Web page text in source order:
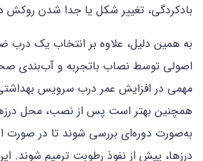
بادکردگی، تغییر شکل یا جدا شدن
به همین دلیل، علاوه بر انتخاب یک
اصولی توسط نصاب باتجربه و آب‌بندی
مهمی در افزایش عمر درب سرویس
همچنین بهتر است پس از نصب، محل
به‌صورت دوره‌ای بررسی شوند تا در صورت
درزها، پیش از نفوذ رطوبت ترمیم شوند.